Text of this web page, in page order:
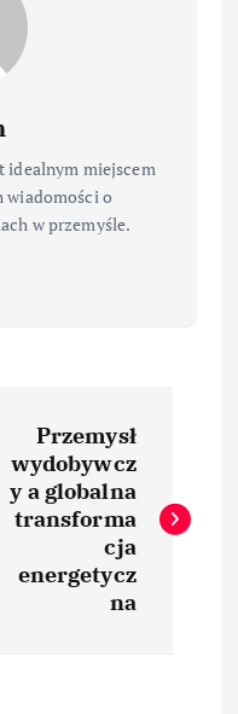
idealnym miejscem
wiadomości o
w przemyśle.
Przemysł
wydobywcz
y a globalna
transforma
cja
energetycz
na